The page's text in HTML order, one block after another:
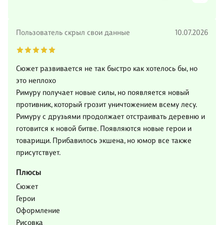
Пользователь скрыл свои данные 10.07.2026
Сюжет развивается не так быстро как хотелось бы, но
это неплохо
Римуру получает новые силы, но появляется новый
противник, который грозит уничтожением всему лесу.
Римуру с друзьями продолжает отстраивать деревню и
готовится к новой битве. Появляются новые герои и
товарищи. Прибавилось экшена, но юмор все также
присутствует.
Плюсы
Сюжет
Герои
Оформление
Рисовка